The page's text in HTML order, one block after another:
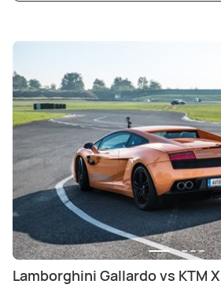
Lamborghini Gallardo vs KTM